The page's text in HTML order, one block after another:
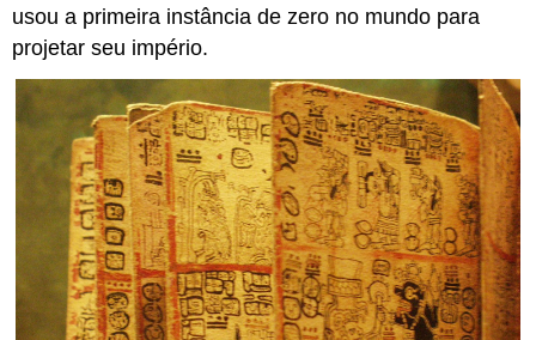
usou a primeira instância de zero no mundo para
projetar seu império.